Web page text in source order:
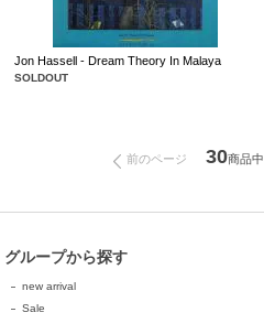
Jon Hassell - Dream Theory In Malaya
SOLDOUT
前のページ 30商品中
グループから探す
new arrival
Sale